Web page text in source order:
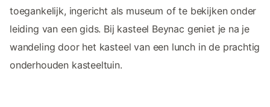
toegankelijk, ingericht als museum of te bekijken onder
leiding van een gids. Bij kasteel Beynac geniet je na je
wandeling door het kasteel van een lunch in de prachtig
onderhouden kasteeltuin.